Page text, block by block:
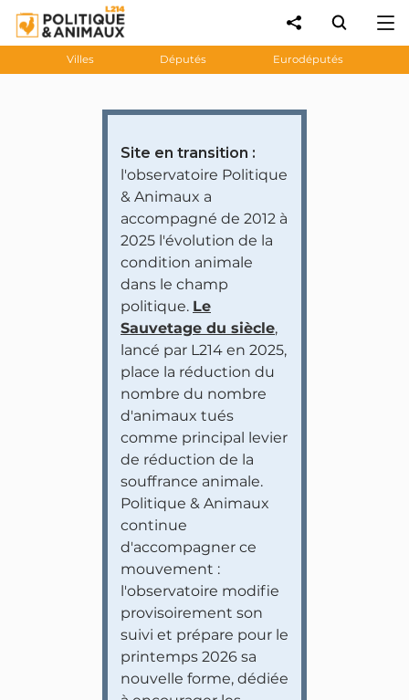
Villes Députés Eurodéputés
Site en transition :
l'observatoire Politique
& Animaux a
accompagné de 2012 à
2025 l'évolution de la
condition animale
dans le champ
politique. Le
Sauvetage du siècle,
lancé par L214 en 2025,
place la réduction du
nombre du nombre
d'animaux tués
comme principal levier
de réduction de la
souffrance animale.
Politique & Animaux
continue
d'accompagner ce
mouvement :
l'observatoire modifie
provisoirement son
suivi et prépare pour le
printemps 2026 sa
nouvelle forme, dédiée